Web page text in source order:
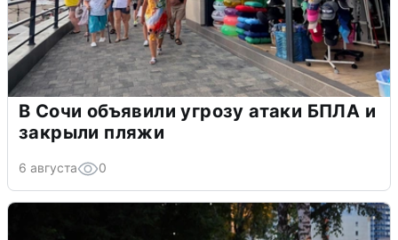
В Сочи объявили угрозу атаки БПЛА и
закрыли пляжи
6 августа 0